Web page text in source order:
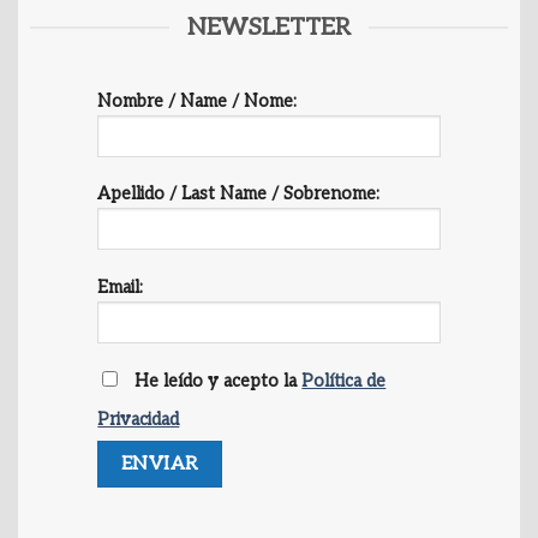
NEWSLETTER
Nombre / Name / Nome:
Apellido / Last Name / Sobrenome:
Email:
He leído y acepto laPolítica de
Privacidad